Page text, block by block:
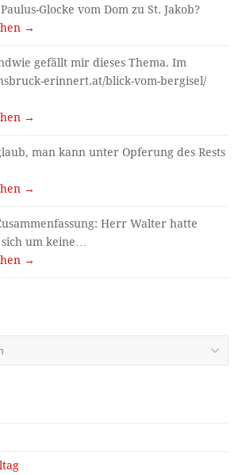
Glocke vom Dom zu St. Jakob?
→
gefällt mir dieses Thema. Im
erinnert.at/blick-vom-bergisel/
→
man kann unter Opferung des Rests
→
Herr Walter hatte
um keine…
→